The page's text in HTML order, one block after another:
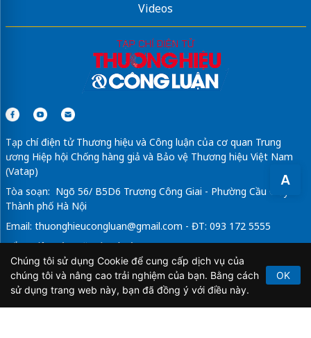
A
HoMedics
Videos
Tạp chí điện tử Thương hiệu và Công luận của cơ quan Trung
ương Hiệp hội Chống hàng giả và Bảo vệ Thương hiệu Việt Nam
(Vatap)
Tòa soạn: Ngõ 56/ B5D6 Trương Công Giai - Phường Cầu Giấy -
Thành phố Hà Nội
Email: thuonghieucongluan@gmail.com - ĐT: 093 172 5555
Tổng Biên Tập: Vũ Đức Thuận
Giấy phép hoạt động báo chí điện tử số 64/GP-BTTTT do Bộ
Thông tin và Truyền thông cấp ngày 21/2/2020.
Chúng tôi sử dụng Cookie để cung cấp dịch vụ của
chúng tôi và nâng cao trải nghiệm của bạn. Bằng cách
sử dụng trang web này, bạn đã đồng ý với điều này.
OK